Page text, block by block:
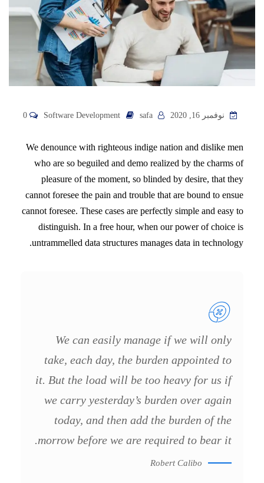
نوفمبر 16, 2020 Software Development
We denounce with righteous indige nation and dislike men
who are so beguiled and demo realized by the charms of
pleasure of the moment, so blinded by desire, that they
cannot foresee the pain and trouble that are bound to ensue
cannot foresee. These cases are perfectly simple and easy to
distinguish. In a free hour, when our power of choice is
untrammelled data structures manages data in technology.
We can easily manage if we will only
take, each day, the burden appointed to
it. But the load will be too heavy for us if
we carry yesterday’s burden over again
today, and then add the burden of the
morrow before we are required to bear it.
Robert Calibo